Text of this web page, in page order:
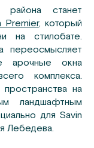
района станет
Premier, который
на стилобате.
переосмысляет
арочные окна
комплекса.
на
ландшафтным
для Savin
Лебедева.